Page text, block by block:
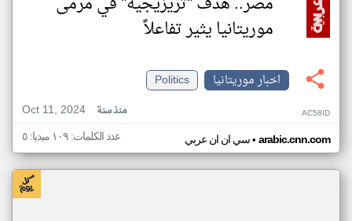
موريتانيا يثير تفاعلاً
اخبار موريتانيا
Politics
Oct 11, 2024
منذ سنة AC58ID
سي ان ان عربي• arabic.cnn.com عدد الكلمات: ١٠٩ ميديا: ٥